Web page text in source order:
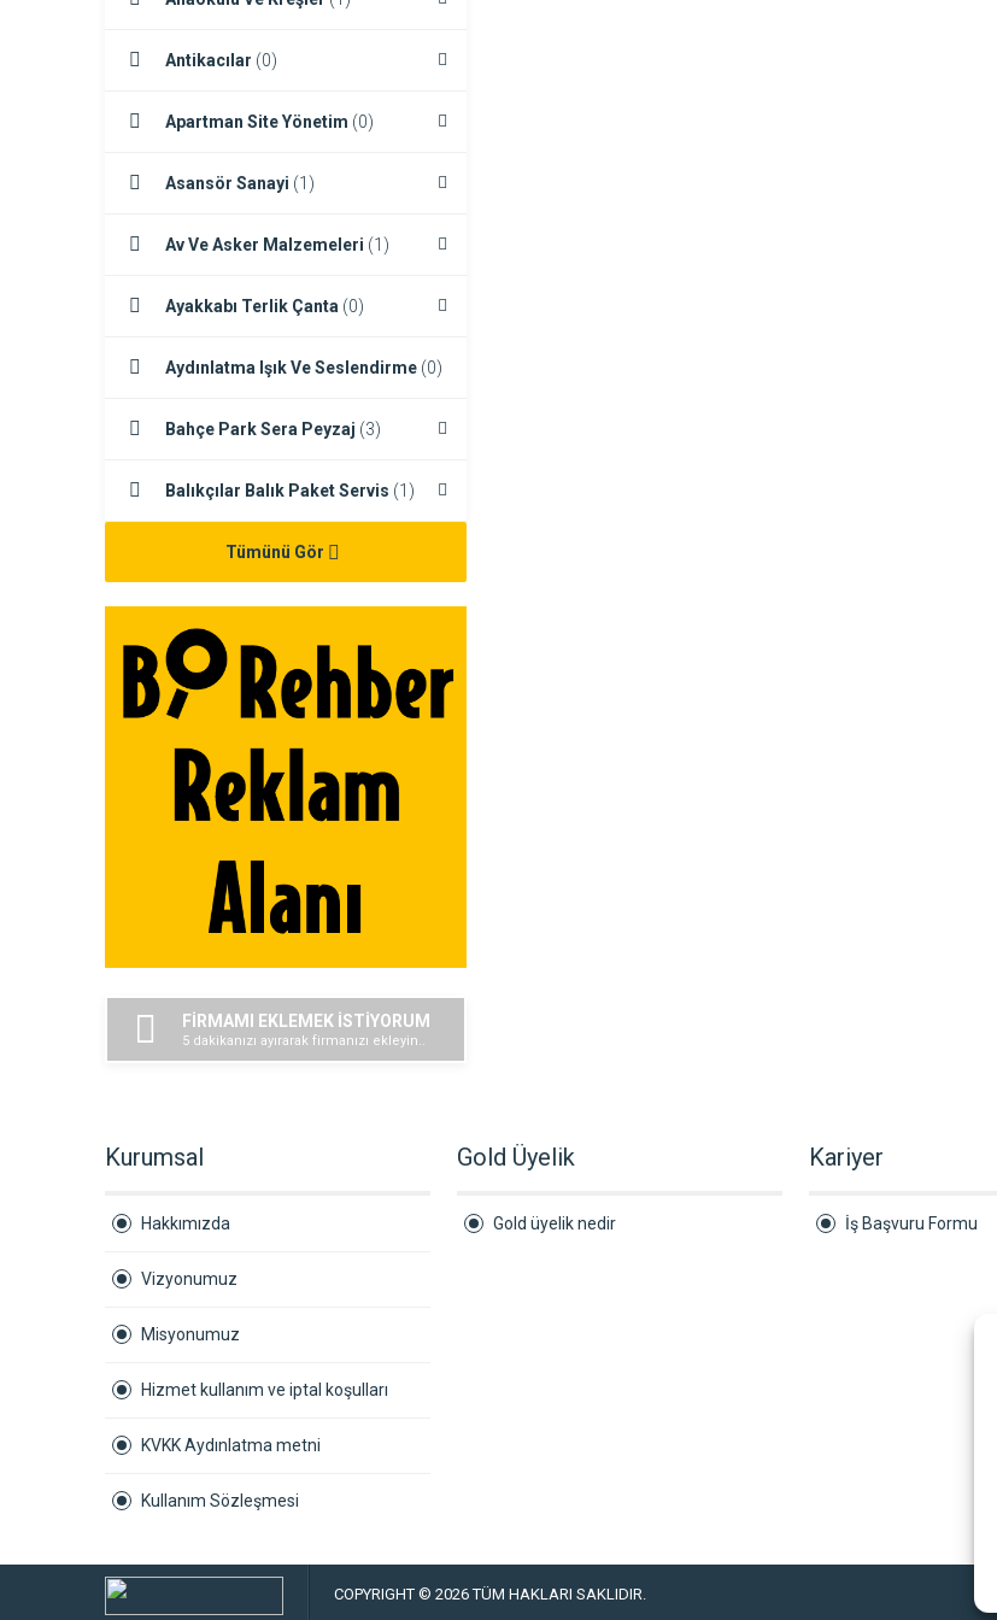
Antikacılar (0)
Apartman Site Yönetim (0)
Asansör Sanayi (1)
Av Ve Asker Malzemeleri (1)
Ayakkabı Terlik Çanta (0)
Aydınlatma Işık Ve Seslendirme (0)
Bahçe Park Sera Peyzaj (3)
Balıkçılar Balık Paket Servis (1)
Tümünü Gör
FİRMAMI EKLEMEK İSTİYORUM
5 dakikanızı ayırarak firmanızı ekleyin..
Kurumsal
Hakkımızda
Vizyonumuz
Misyonumuz
Hizmet kullanım ve iptal koşulları
KVKK Aydınlatma metni
Kullanım Sözleşmesi
Gold Üyelik
Gold üyelik nedir
Kariyer
İş Başvuru Formu
COPYRIGHT © 2026 TÜM HAKLARI SAKLIDIR.